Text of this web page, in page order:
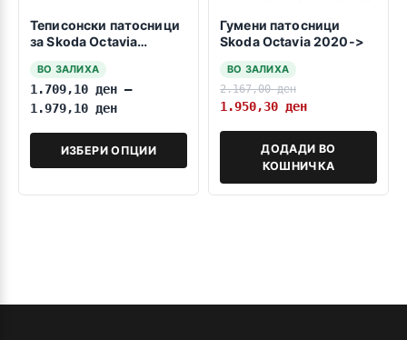
Теписонски патосници
за Skoda Octavia
ВО ЗАЛИХА
1.709,10 ден –
1.979,10 ден
ИЗБЕРИ ОПЦИИ
Гумени патосници
Skoda Octavia 2020->
ВО ЗАЛИХА
2.167,00ден
1.950,30 ден
ДОДАДИ ВО
КОШНИЧКА